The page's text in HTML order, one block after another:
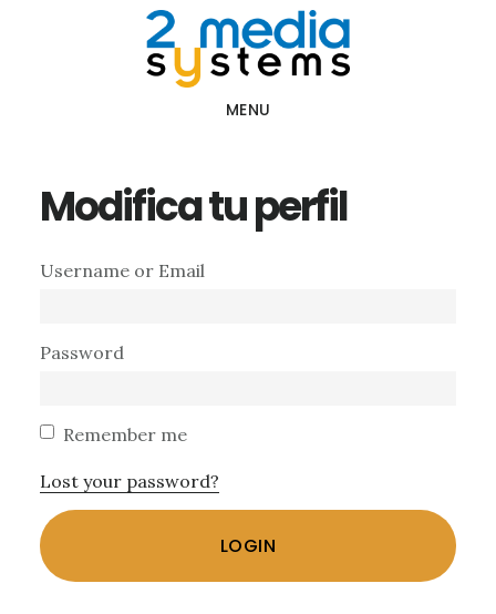
MENU
Modifica tu perfil
Username or Email
Password
Remember me
Lost your password?